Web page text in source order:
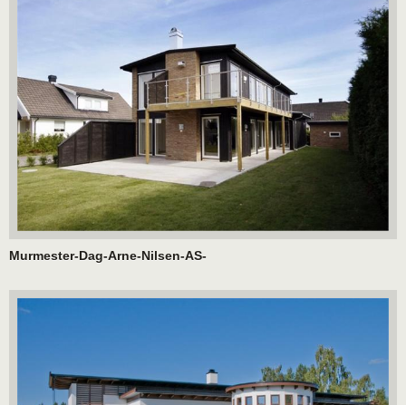
Murmester-Dag-Arne-Nilsen-AS-